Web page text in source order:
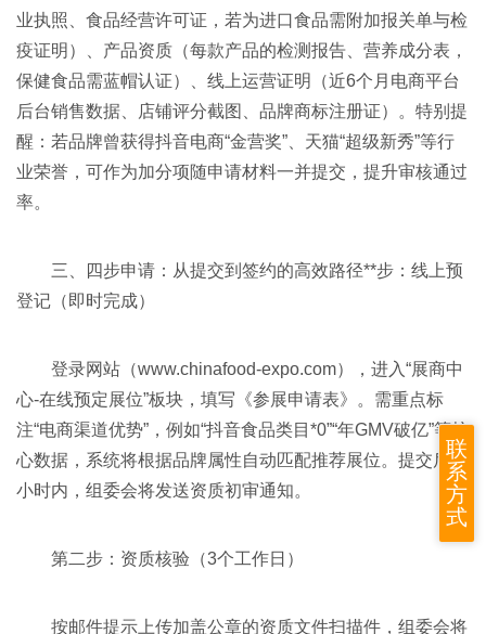
业执照、食品经营许可证，若为进口食品需附加报关单与检
疫证明）、产品资质（每款产品的检测报告、营养成分表，
保健食品需蓝帽认证）、线上运营证明（近6个月电商平台
后台销售数据、店铺评分截图、品牌商标注册证）。特别提
醒：若品牌曾获得抖音电商“金营奖”、天猫“超级新秀”等行
业荣誉，可作为加分项随申请材料一并提交，提升审核通过
率。
三、四步申请：从提交到签约的高效路径**步：线上预
登记（即时完成）
登录网站（www.chinafood-expo.com），进入“展商中
心-在线预定展位”板块，填写《参展申请表》。需重点标
注“电商渠道优势”，例如“抖音食品类目*0”“年GMV破亿”等核
心数据，系统将根据品牌属性自动匹配推荐展位。提交后24
小时内，组委会将发送资质初审通知。
第二步：资质核验（3个工作日）
按邮件提示上传加盖公章的资质文件扫描件，组委会将
联
系
方
式